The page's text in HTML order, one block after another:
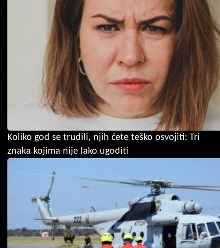
Koliko god se trudili, njih ćete teško osvojiti: Tri
znaka kojima nije lako ugoditi